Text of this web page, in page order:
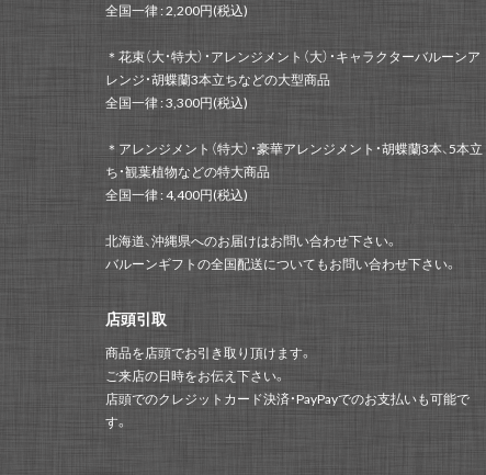
全国一律 : 2,200円(税込)
＊花束（大・特大）・アレンジメント（大）・キャラクターバルーンア
レンジ・胡蝶蘭3本立ちなどの大型商品
全国一律 : 3,300円(税込)
＊アレンジメント（特大）・豪華アレンジメント・胡蝶蘭3本、5本立
ち・観葉植物などの特大商品
全国一律 : 4,400円(税込)
北海道、沖縄県へのお届けはお問い合わせ下さい。
バルーンギフトの全国配送についてもお問い合わせ下さい。
店頭引取
商品を店頭でお引き取り頂けます。
ご来店の日時をお伝え下さい。
店頭でのクレジットカード決済・PayPayでのお支払いも可能で
す。